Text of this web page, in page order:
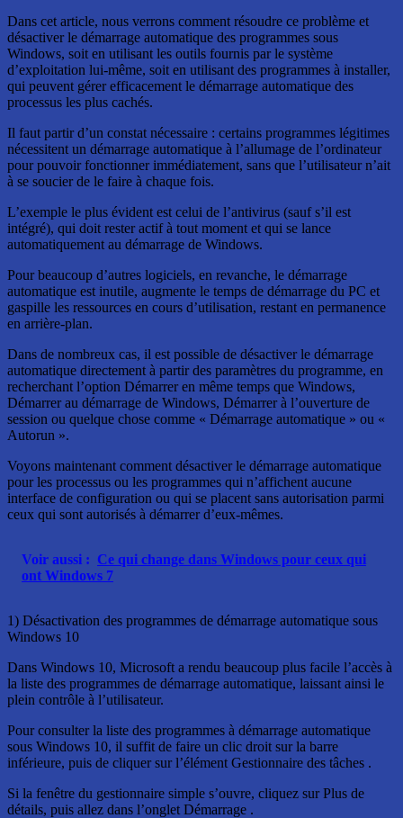
Dans cet article, nous verrons comment résoudre ce problème et
désactiver le démarrage automatique des programmes sous
Windows, soit en utilisant les outils fournis par le système
d’exploitation lui-même, soit en utilisant des programmes à installer,
qui peuvent gérer efficacement le démarrage automatique des
processus les plus cachés.
Il faut partir d’un constat nécessaire : certains programmes légitimes
nécessitent un démarrage automatique à l’allumage de l’ordinateur
pour pouvoir fonctionner immédiatement, sans que l’utilisateur n’ait
à se soucier de le faire à chaque fois.
L’exemple le plus évident est celui de l’antivirus (sauf s’il est
intégré), qui doit rester actif à tout moment et qui se lance
automatiquement au démarrage de Windows.
Pour beaucoup d’autres logiciels, en revanche, le démarrage
automatique est inutile, augmente le temps de démarrage du PC et
gaspille les ressources en cours d’utilisation, restant en permanence
en arrière-plan.
Dans de nombreux cas, il est possible de désactiver le démarrage
automatique directement à partir des paramètres du programme, en
recherchant l’option Démarrer en même temps que Windows,
Démarrer au démarrage de Windows, Démarrer à l’ouverture de
session ou quelque chose comme « Démarrage automatique » ou «
Autorun ».
Voyons maintenant comment désactiver le démarrage automatique
pour les processus ou les programmes qui n’affichent aucune
interface de configuration ou qui se placent sans autorisation parmi
ceux qui sont autorisés à démarrer d’eux-mêmes.
Voir aussi : Ce qui change dans Windows pour ceux qui
ont Windows 7
1) Désactivation des programmes de démarrage automatique sous
Windows 10
Dans Windows 10, Microsoft a rendu beaucoup plus facile l’accès à
la liste des programmes de démarrage automatique, laissant ainsi le
plein contrôle à l’utilisateur.
Pour consulter la liste des programmes à démarrage automatique
sous Windows 10, il suffit de faire un clic droit sur la barre
inférieure, puis de cliquer sur l’élément Gestionnaire des tâches .
Si la fenêtre du gestionnaire simple s’ouvre, cliquez sur Plus de
détails, puis allez dans l’onglet Démarrage .